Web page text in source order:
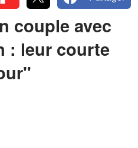
couple avec
: leur courte